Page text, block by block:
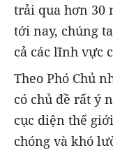
trải qua hơn 30
tới nay, chúng
cả các lĩnh vực
Theo Phó Chủ
có chủ đề rất ý
cục diện thế
chóng và khó